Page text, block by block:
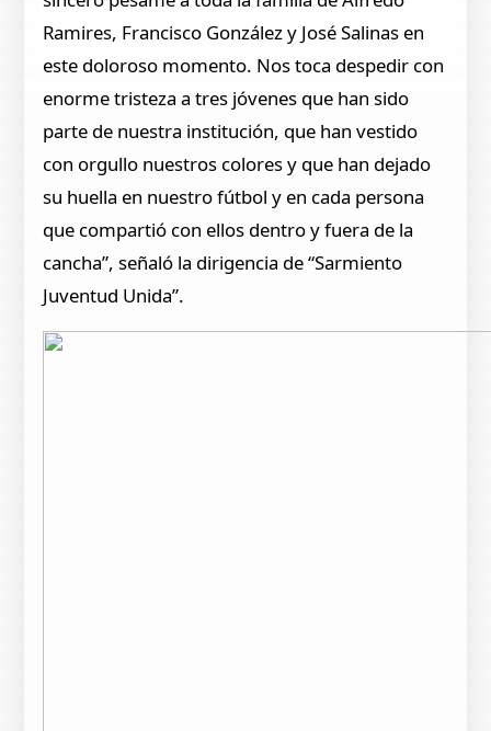
Ramires, Francisco González y José Salinas en
este doloroso momento. Nos toca despedir con
enorme tristeza a tres jóvenes que han sido
parte de nuestra institución, que han vestido
con orgullo nuestros colores y que han dejado
su huella en nuestro fútbol y en cada persona
que compartió con ellos dentro y fuera de la
cancha”, señaló la dirigencia de “Sarmiento
Juventud Unida”.